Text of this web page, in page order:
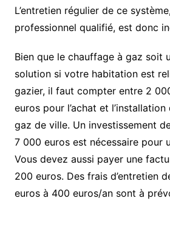
L’entretien régulier de ce
professionnel qualifié, est donc
Bien que le chauffage à gaz soit
solution si votre habitation est
gazier, il faut compter entre 2
euros pour l’achat et
gaz de ville. Un investissement
7 000 euros est nécessaire pour
Vous devez aussi payer une
200 euros. Des frais d’entretien
euros à 400 euros/an sont à